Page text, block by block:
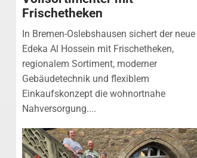
Frischetheken
In Bremen-Oslebshausen sichert der neue
Edeka Al Hossein mit Frischetheken,
regionalem Sortiment, moderner
Gebäudetechnik und flexiblem
Einkaufskonzept die wohnortnahe
Nahversorgung....